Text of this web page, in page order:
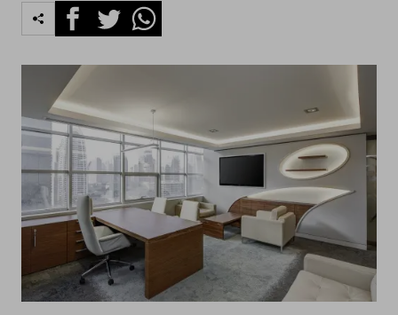
FacebookTwitterWhatsapp